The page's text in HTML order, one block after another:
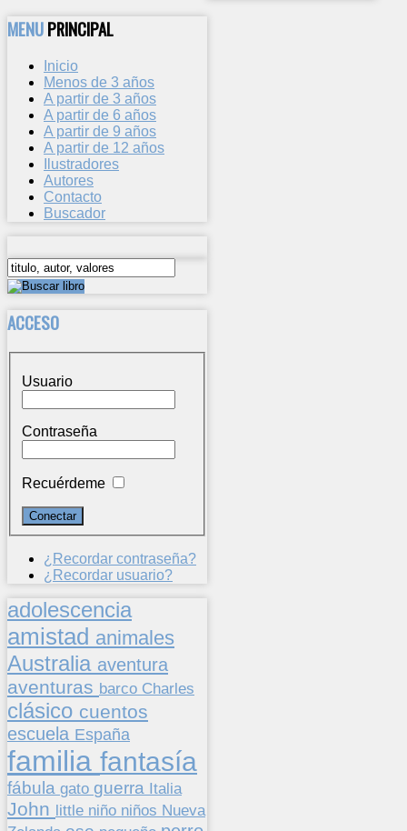
MENUPRINCIPAL
Inicio
Menos de 3 años
A partir de 3 años
A partir de 6 años
A partir de 9 años
A partir de 12 años
Ilustradores
Autores
Contacto
Buscador
ACCESO
Usuario
Contraseña
Recuérdeme
¿Recordar contraseña?
¿Recordar usuario?
adolescencia
amistad animales
Australia aventura
aventuras barco Charles
clásico cuentos
escuela España
familia fantasía
fábula gato guerra Italia
John little niño niños Nueva